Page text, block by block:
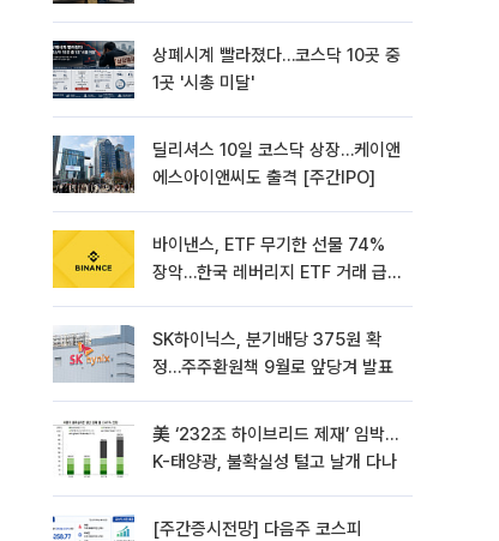
상폐시계 빨라졌다…코스닥 10곳 중
1곳 '시총 미달'
딜리셔스 10일 코스닥 상장…케이앤
에스아이앤씨도 출격 [주간IPO]
바이낸스, ETF 무기한 선물 74%
장악…한국 레버리지 ETF 거래 급
SK하이닉스, 분기배당 375원 확
정…주주환원책 9월로 앞당겨 발표
美 ‘232조 하이브리드 제재’ 임박…
K-태양광, 불확실성 털고 날개 다나
[주간증시전망] 다음주 코스피